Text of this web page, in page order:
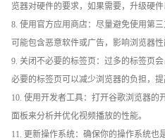
览器对硬件的要求，如果需要，升级硬件
8. 使用官方应用商店：尽量避免使用第
可能包含恶意软件或广告，影响浏览器性
9. 关闭不必要的标签页：过多的标签页
必要的标签页可以减少浏览器的负担，提
10. 使用开发者工具：打开谷歌浏览器的
面板来分析并优化视频播放的性能。
11. 更新操作系统：确保你的操作系统